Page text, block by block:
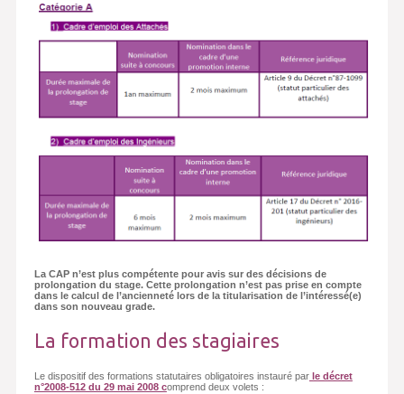
La CAP n’est plus compétente pour avis sur des décisions de
prolongation du stage. Cette prolongation n’est pas prise en compte
dans le calcul de l’ancienneté lors de la titularisation de l’intéressé(e)
dans son nouveau grade.
La formation des stagiaires
Le dispositif des formations statutaires obligatoires instauré parle décret
n°2008-512 du 29 mai 2008 comprend deux volets :